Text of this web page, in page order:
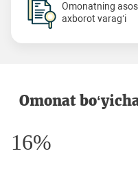
Omonatning
axborot varag‘i
Omonat
16%